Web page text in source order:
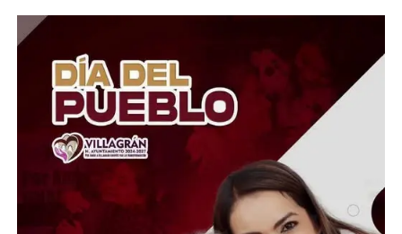
el Estado debe contar con herramientas para proteger a
sus ciudadanos y su soberanía. La medida forma parte de
una política migratoria más estricta impulsada por su
administración.
El decreto ha generado un intenso debate dentro y fuera
de Argentina. Mientras el Gobierno lo presenta como
una medida de protección nacional, especialistas y
organizaciones civiles advierten que algunos conceptos
podrían prestarse a interpretaciones amplias y abrir la
puerta a controversias sobre su aplicación.